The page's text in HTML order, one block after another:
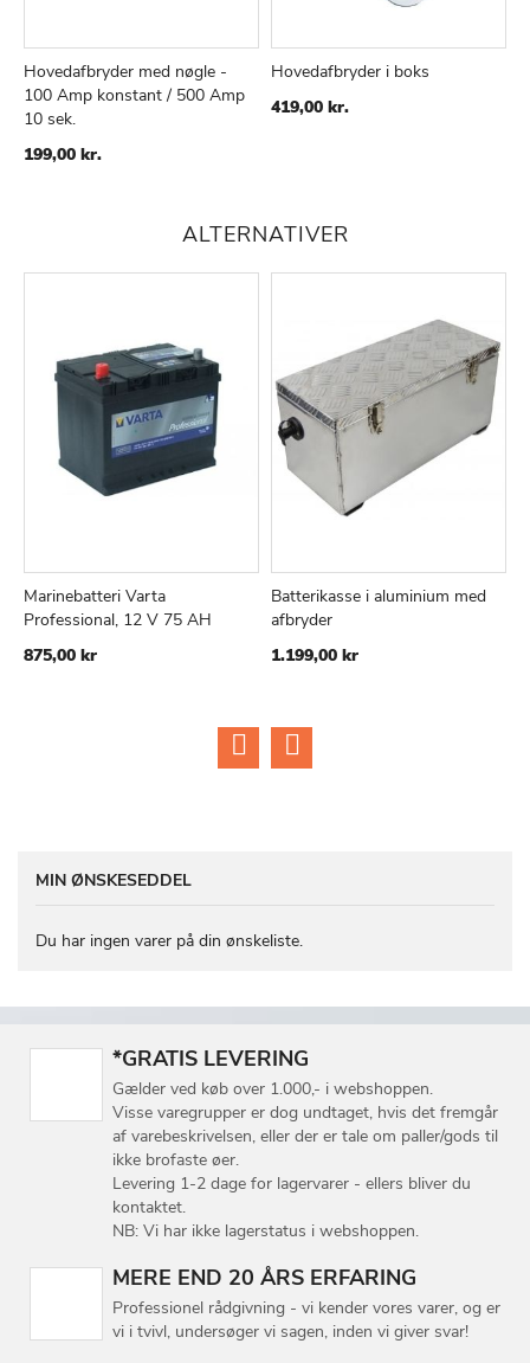
TILFØJ
TIL
ØNSKE
LISTE
SAMMENLIGN
Hovedafbryder med nøgle -
100 Amp konstant / 500 Amp
10 sek.
199,00 kr.
TILFØJ
TIL
Hovedafbryder i boks
419,00 kr.
ALTERNATIVER
Læg i kurv
TILFØJSAMMENLIGN
Marinebatteri Varta
Professional, 12 V 75 AH
875,00 kr
Læg i kurv
Batterikasse i aluminium med
afbryder
1.199,00 kr
MIN ØNSKESEDDEL
Du har ingen varer på din ønskeliste.
*GRATIS LEVERING
Gælder ved køb over 1.000,- i webshoppen.
Visse varegrupper er dog undtaget, hvis det fremgår
af varebeskrivelsen, eller der er tale om paller/gods til
ikke brofaste øer.
Levering 1-2 dage for lagervarer - ellers bliver du
kontaktet.
NB: Vi har ikke lagerstatus i webshoppen.
MERE END 20 ÅRS ERFARING
Professionel rådgivning - vi kender vores varer, og er
vi i tvivl, undersøger vi sagen, inden vi giver svar!